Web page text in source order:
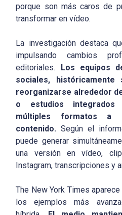
porque son más caros de
transformar en vídeo.
La investigación destaca
impulsando cambios
editoriales. Los equipos
sociales, históricamente
reorganizarse alrededor
o estudios integrados
múltiples formatos
contenido. Según el
puede generar
una versión en vídeo,
Instagram, transcripciones y
The New York Times
los ejemplos más